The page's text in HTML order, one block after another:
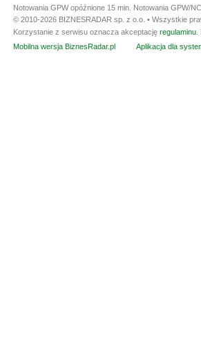
Notowania GPW opóźnione 15 min. Notowania GPW/
© 2010-2026 BIZNESRADAR sp. z o.o. • Wszystkie
Korzystanie z serwisu oznacza akceptację regulaminu
Mobilna wersja BiznesRadar.pl
Aplikacja dla